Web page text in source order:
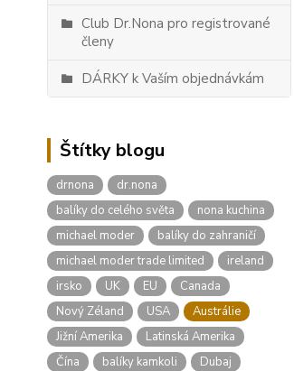
Club Dr.Nona pro registrované
členy
DÁRKY k Vaším objednávkám
Štítky blogu
drnona
dr.nona
balíky do celého světa
nona kuchina
michael moder
balíky do zahraničí
michael moder trade limited
ireland
irsko
UK EU
Canada
Nový Zéland
USA
Austrálie
Jižní Amerika
Latinská Amerika
Čína
balíky kamkoli
Dubaj